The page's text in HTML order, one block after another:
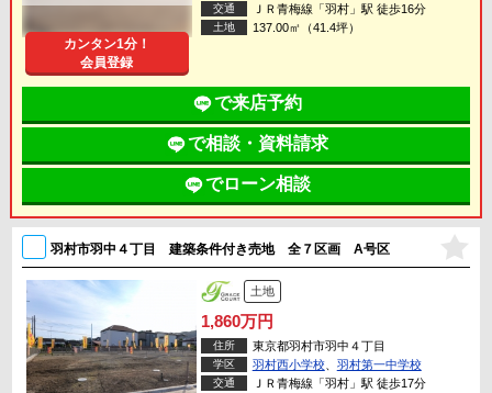
カンタン1分！
会員登録
交通 ＪＲ青梅線「羽村」駅 徒歩16分
土地 137.00㎡（41.4坪）
で来店予約
で相談・資料請求
でローン相談
羽村市羽中４丁目 建築条件付き売地 全７区画 A号区
土地
1,860万円
住所 東京都羽村市羽中４丁目
学区 羽村西小学校、 羽村第一中学校
交通 ＪＲ青梅線「羽村」駅 徒歩17分